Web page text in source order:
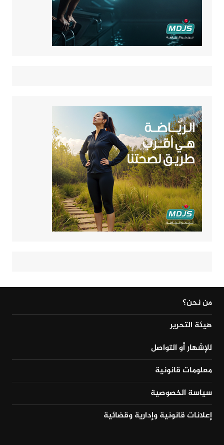
من نحن؟
هيئة التحرير
للإشهار أو التواصل
معلومات قانونية
سياسة الخصوصية
إعلانات قانونية وإدارية وقضائية